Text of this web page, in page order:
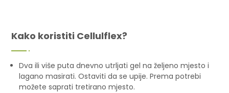
Kako koristiti Cellulflex?
Dva ili više puta dnevno utrljati gel na željeno mjesto i
lagano masirati. Ostaviti da se upije. Prema potrebi
možete saprati tretirano mjesto.